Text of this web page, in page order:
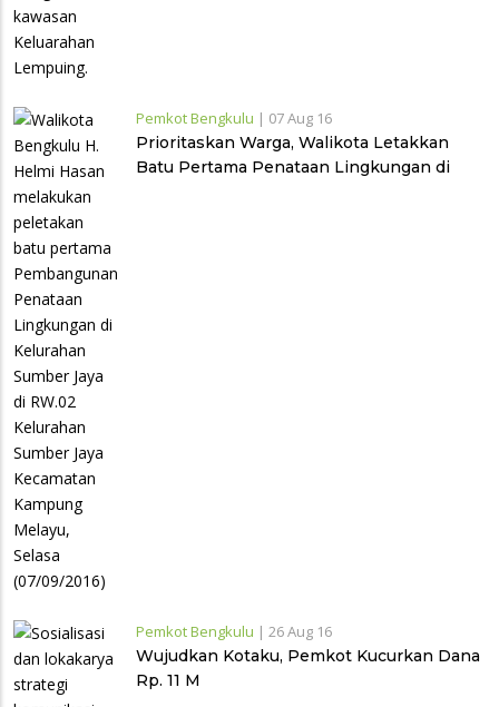
Pemkot Bengkulu | 07 Aug 16
Prioritaskan Warga, Walikota Letakkan
Batu Pertama Penataan Lingkungan di
Pemkot Bengkulu | 26 Aug 16
Wujudkan Kotaku, Pemkot Kucurkan Dana
Rp. 11 M